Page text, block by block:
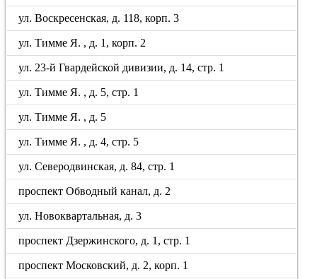
ул. Воскресенская, д. 118, корп. 3
ул. Тимме Я. , д. 1, корп. 2
ул. 23-й Гвардейской дивизии, д. 14, стр. 1
ул. Тимме Я. , д. 5, стр. 1
ул. Тимме Я. , д. 5
ул. Тимме Я. , д. 4, стр. 5
ул. Северодвинская, д. 84, стр. 1
проспект Обводный канал, д. 2
ул. Новоквартальная, д. 3
проспект Дзержинского, д. 1, стр. 1
проспект Московский, д. 2, корп. 1